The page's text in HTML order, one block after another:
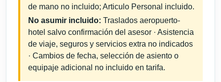
de mano no incluido; Articulo Personal incluido.
No asumir incluido: Traslados aeropuerto-
hotel salvo confirmación del asesor · Asistencia
de viaje, seguros y servicios extra no indicados
· Cambios de fecha, selección de asiento o
equipaje adicional no incluido en tarifa.